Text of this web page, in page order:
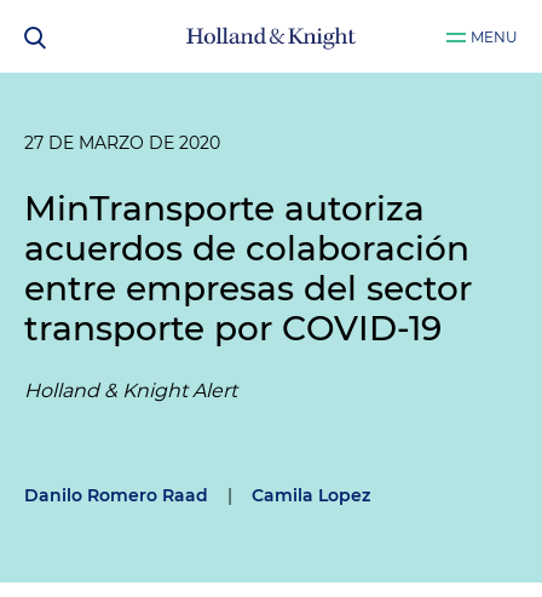
MENU
27 DE MARZO DE 2020
MinTransporte autoriza
acuerdos de colaboración
entre empresas del sector
transporte por COVID-19
Holland & Knight Alert
Danilo Romero Raad | Camila Lopez